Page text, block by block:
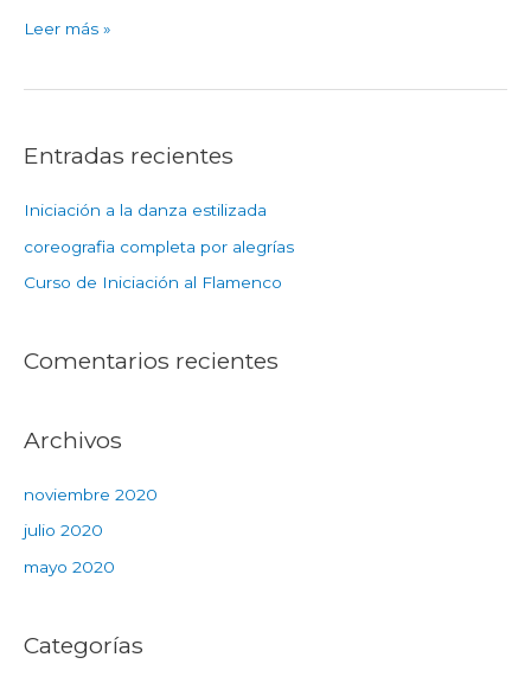
Leer más »
Entradas recientes
Iniciación a la danza estilizada
coreografia completa por alegrías
Curso de Iniciación al Flamenco
Comentarios recientes
Archivos
noviembre 2020
julio 2020
mayo 2020
Categorías